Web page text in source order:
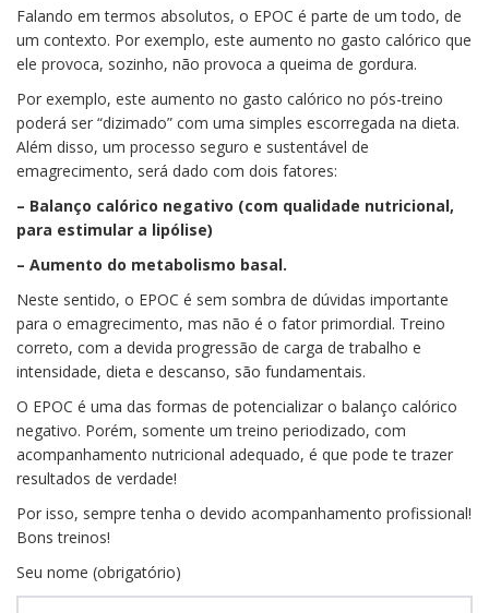
Falando em termos absolutos, o EPOC é parte de um todo, de
um contexto. Por exemplo, este aumento no gasto calórico que
ele provoca, sozinho, não provoca a queima de gordura.
Por exemplo, este aumento no gasto calórico no pós-treino
poderá ser “dizimado” com uma simples escorregada na dieta.
Além disso, um processo seguro e sustentável de
emagrecimento, será dado com dois fatores:
– Balanço calórico negativo (com qualidade nutricional,
para estimular a lipólise)
– Aumento do metabolismo basal.
Neste sentido, o EPOC é sem sombra de dúvidas importante
para o emagrecimento, mas não é o fator primordial. Treino
correto, com a devida progressão de carga de trabalho e
intensidade, dieta e descanso, são fundamentais.
O EPOC é uma das formas de potencializar o balanço calórico
negativo. Porém, somente um treino periodizado, com
acompanhamento nutricional adequado, é que pode te trazer
resultados de verdade!
Por isso, sempre tenha o devido acompanhamento profissional!
Bons treinos!
Seu nome (obrigatório)